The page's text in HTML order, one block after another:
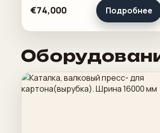
смене.
€74,000 Подробнее